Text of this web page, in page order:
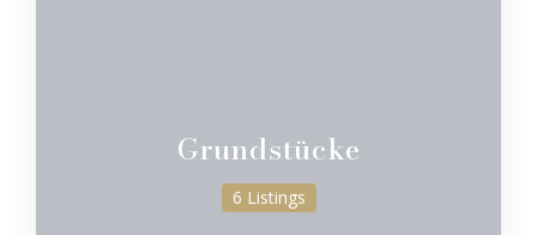
Grundstücke
6 Listings